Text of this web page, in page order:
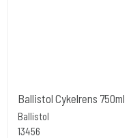
Ballistol Cykelrens 750ml
Ballistol
13456